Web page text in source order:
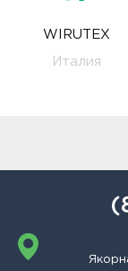
WIRUTEX
Италия